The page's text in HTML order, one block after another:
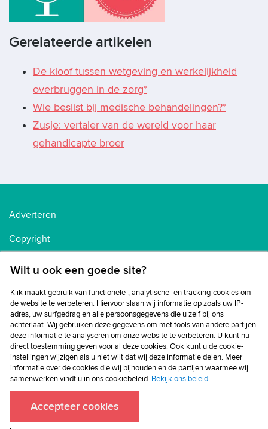
Gerelateerde artikelen
De kloof tussen wetgeving en werkelijkheid
overbruggen in de zorg*
Wie beslist bij medische behandelingen?*
Zusje: vertaler van de wereld voor haar
gehandicapte broer
Adverteren
Copyright
Privacybeleid
Disclaimer
Wilt u ook een goede site?
Klik maakt gebruik van functionele-, analytische- en tracking-cookies om
de website te verbeteren. Hiervoor slaan wij informatie op zoals uw IP-
adres, uw surfgedrag en alle persoonsgegevens die u zelf bij ons
achterlaat. Wij gebruiken deze gegevens om met tools van andere partijen
deze informatie te analyseren om onze website te verbeteren. U kunt nu
direct toestemming geven voor al deze cookies. Ook kunt u de cookie-
instellingen wijzigen als u niet wilt dat wij deze informatie delen. Meer
informatie over de cookies die wij bijhouden en de partijen waarmee wij
samenwerken vindt u in ons cookiebeleid. Bekijk ons beleid
Accepteer cookies